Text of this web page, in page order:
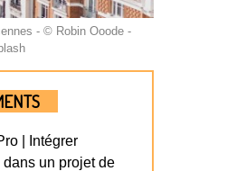
- © Robin Ooode -
| Intégrer
dans un projet de